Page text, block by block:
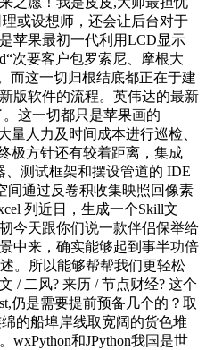
或设想师，还会让后台对于
苹果最初一代利用LCD显示
次要客户包罗索尼、摩根大
而这一切归根结底都正在于建
版软件的流程。英伟达的最新
这一切都只是苹果画的
量人力及时间成本进行巡检、
极方针还有较着距离，集成
测试框架和摆设管道的 IDE
间通过反卷积收集映照回像素
列近日，生成一个Skill文
今天跟你们说一款伴侣保举给
中来，确实能够起到事半功倍
。所以能够帮帮我们更轻松
/ 二风? 来历 / 节点财经? 这个
仍是需要提前预备几个的？取
的船埠岸线取宽阔的货色堆
wxPython和JPython我国是世